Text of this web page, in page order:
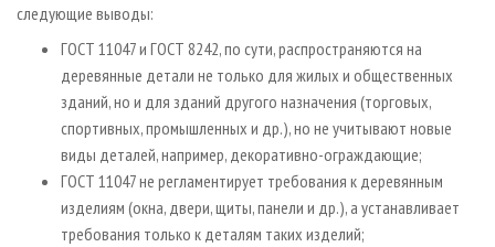
следующие выводы:
ГОСТ 11047 и ГОСТ 8242, по сути, распространяются на
деревянные детали не только для жилых и общественных
зданий, но и для зданий другого назначения (торговых,
спортивных, промышленных и др.), но не учитывают новые
виды деталей, например, декоративно­-ограждающие;
ГОСТ 11047 не регламентирует требования к деревянным
изделиям (окна, двери, щиты, панели и др.), а устанавливает
требования только к деталям таких изделий;